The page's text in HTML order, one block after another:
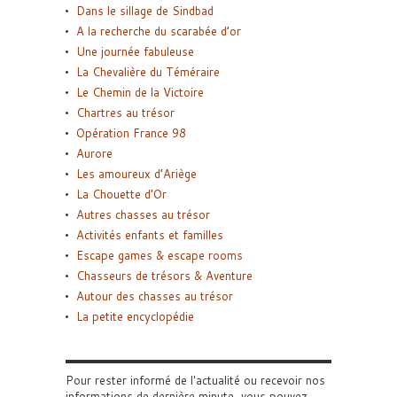
Dans le sillage de Sindbad
A la recherche du scarabée d’or
Une journée fabuleuse
La Chevalière du Téméraire
Le Chemin de la Victoire
Chartres au trésor
Opération France 98
Aurore
Les amoureux d’Ariège
La Chouette d’Or
Autres chasses au trésor
Activités enfants et familles
Escape games & escape rooms
Chasseurs de trésors & Aventure
Autour des chasses au trésor
La petite encyclopédie
Pour rester informé de l'actualité ou recevoir nos